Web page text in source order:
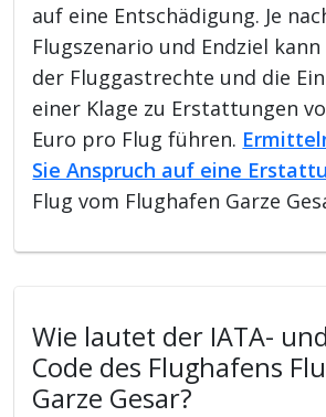
auf eine Entschädigung. Je
Flugszenario und Endziel
der Fluggastrechte und die
einer Klage zu Erstattungen
Euro pro Flug führen.
Sie Anspruch auf eine
Flug vom Flughafen Garze
Wie lautet der IATA-
Code des Flughafens
Garze Gesar?